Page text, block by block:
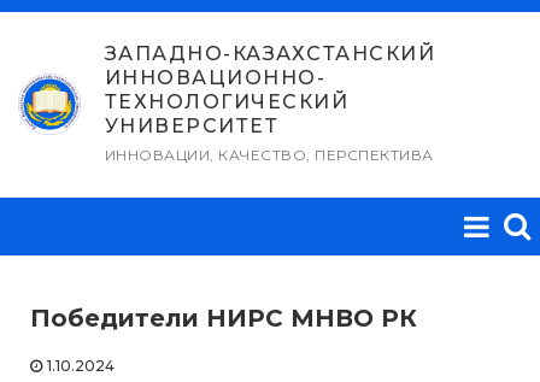
Перейти
содержимому
ЗАПАДНО-КАЗАХСТАНСКИЙ
ИННОВАЦИОННО-
ТЕХНОЛОГИЧЕСКИЙ
УНИВЕРСИТЕТ
ИННОВАЦИИ, КАЧЕСТВО, ПЕРСПЕКТИВА
Победители НИРС МНВО РК
1.10.2024